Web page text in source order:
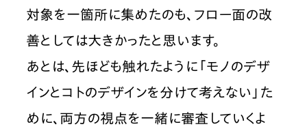
対象を一箇所に集めたのも、フロー面の改
善としては大きかったと思います。
あとは、先ほども触れたように「モノのデザ
インとコトのデザインを分けて考えない」た
めに、両方の視点を一緒に審査していくよ